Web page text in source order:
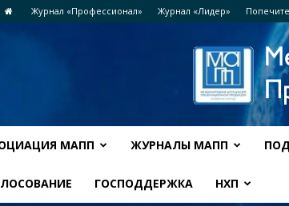
Журнал «Профессионал» Журнал «Лидер»
МАПП ЖУРНАЛЫ МАПП
ГОСПОДДЕРЖКА НХП